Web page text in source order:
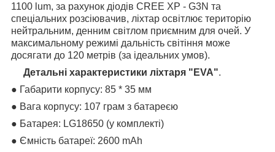
1100 lum, за рахунок діодів CREE XP - G3N та
спеціальних розсіювачив, ліхтар освітлює територію
нейтральним, денним світлом приємним для очей. У
максимальному режимі дальність світіння може
досягати до 120 метрів (за ідеальних умов).
Детальні характеристики ліхтаря "EVA".
● Габарити корпусу: 85 * 35 мм
● Вага корпусу: 107 грам з батареєю
● Батарея: LG18650 (у комплекті)
● Ємність батареї: 2600 mAh